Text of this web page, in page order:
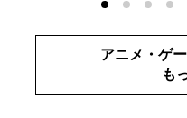
アニメ・ゲ
も